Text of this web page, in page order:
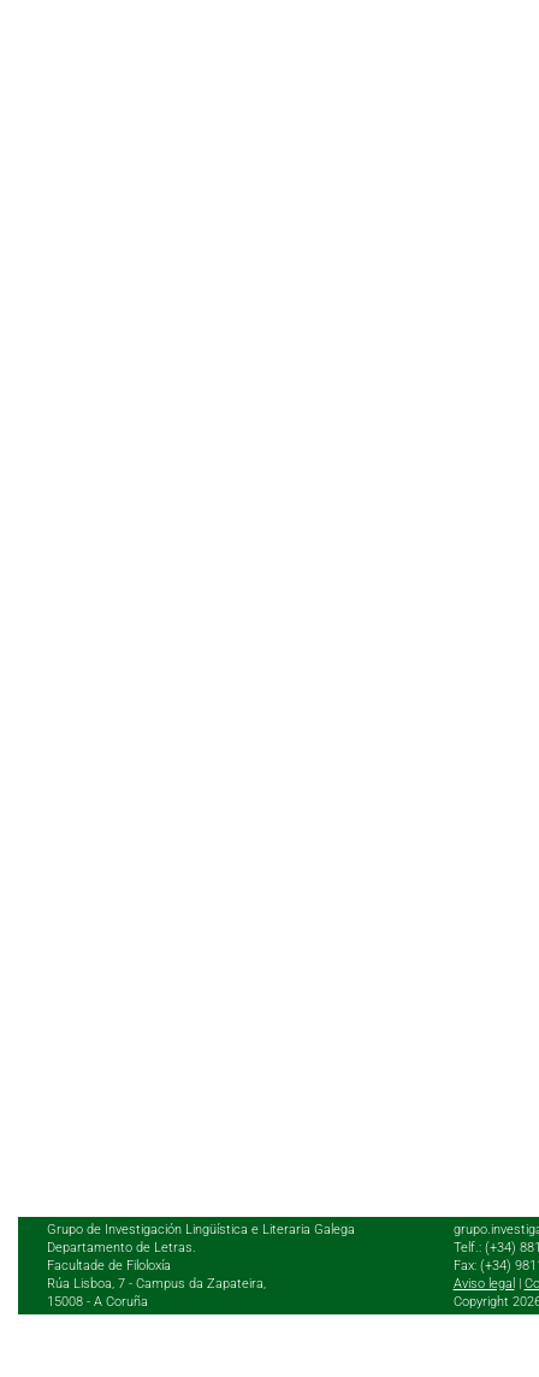
Grupo de Investigación Lingüística e Literaria Galega
Departamento de Letras.
Facultade de Filoloxía
Rúa Lisboa, 7 - Campus da Zapateira,
15008 - A Coruña
Telf.: (+34)
Fax: (+34)
Aviso legal
Copyright